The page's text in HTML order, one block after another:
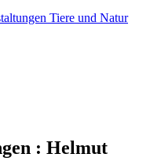
Tiere und Natur
: Helmut